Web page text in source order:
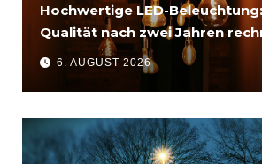
Hochwertige LED-
Qualität nach zwei Jahren
6. AUGUST 2026